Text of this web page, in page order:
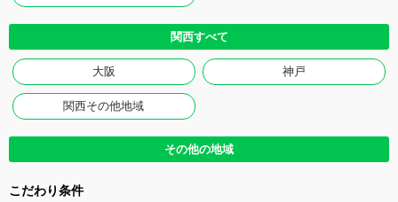
関西すべて
大阪 神戸
関西その他地域
その他の地域
こだわり条件